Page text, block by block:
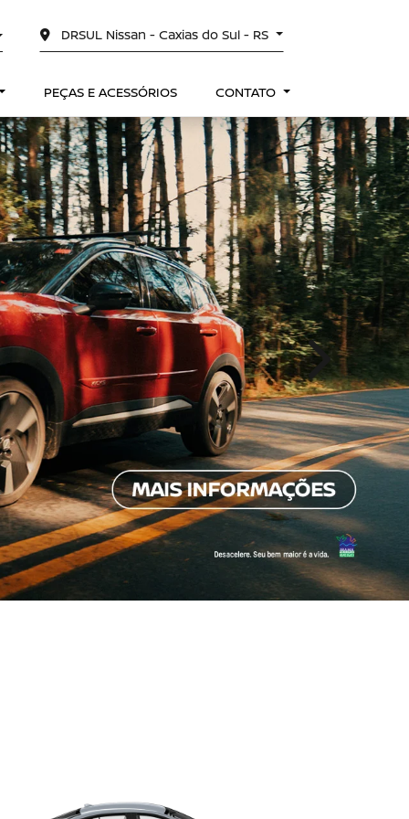
DRSUL Nissan - Caxias do Sul - RS
PEÇAS E ACESSÓRIOS CONTATO